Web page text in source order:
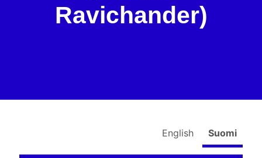
Ravichander)
English Suomi